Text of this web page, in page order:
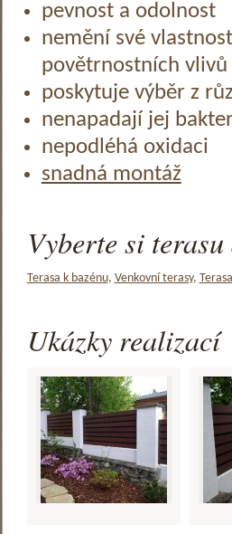
pevnost a odolnost
nemění své
povětrnostních vlivů
poskytuje výběr z
nenapadají jej
nepodléhá oxidaci
snadná montáž
Vyberte si
Terasa k bazénu, Venkovní terasy,
Ukázky realizací